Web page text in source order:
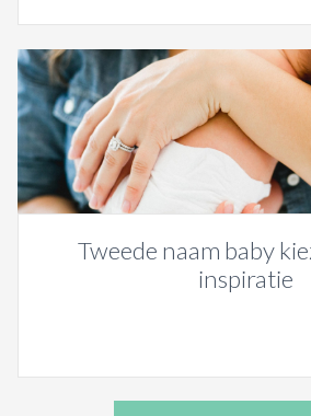
Tweede naam baby
inspiratie